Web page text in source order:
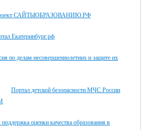
проект САЙТЫОБРАЗОВАНИЮ.РФ
Екатеринбург.рф
по делам несовершеннолетних и защите их
Портал детской безопасности МЧС России
оценки качества образования в